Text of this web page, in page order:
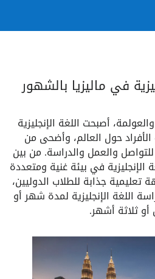
في ماليزيا بالشهور
أصبحت اللغة الإنجليزية
حول العالم، وأضحى من
والعمل والدراسة. من بين
الإنجليزية في بيئة غنية ومتعددة
تعليمية جذابة للطلاب الدوليين،
اللغة الإنجليزية لمدة شهر أو
ثلاثة أشهر.